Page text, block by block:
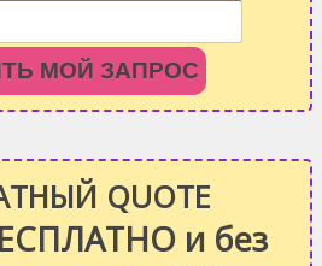
МОЙ ЗАПРОС
QUOTE
и без